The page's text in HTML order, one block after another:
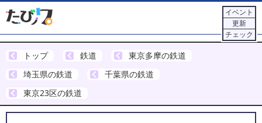
イベント
更新
チェック
トップ 鉄道
東京多摩の鉄道
埼玉県の鉄道
千葉県の鉄道
東京23区の鉄道